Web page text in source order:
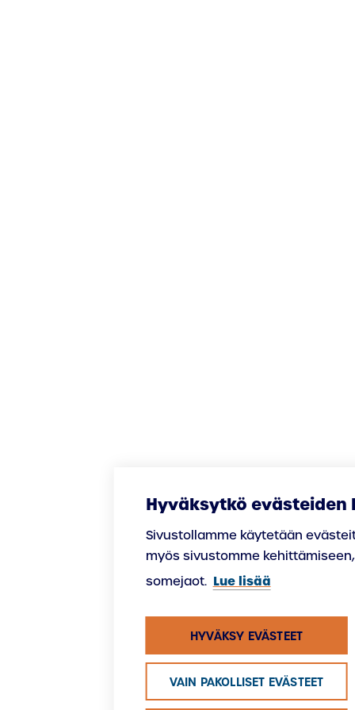
Hyväksytkö evästeiden
Sivustollamme käytetään
myös sivustomme
somejaot. Lue lisää
HYVÄKSY EVÄSTEET
VAIN PAKOLLISET EVÄSTEET